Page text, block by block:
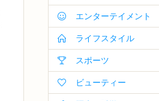
エンターテイメント
ライフスタイル
スポーツ
ビューティー